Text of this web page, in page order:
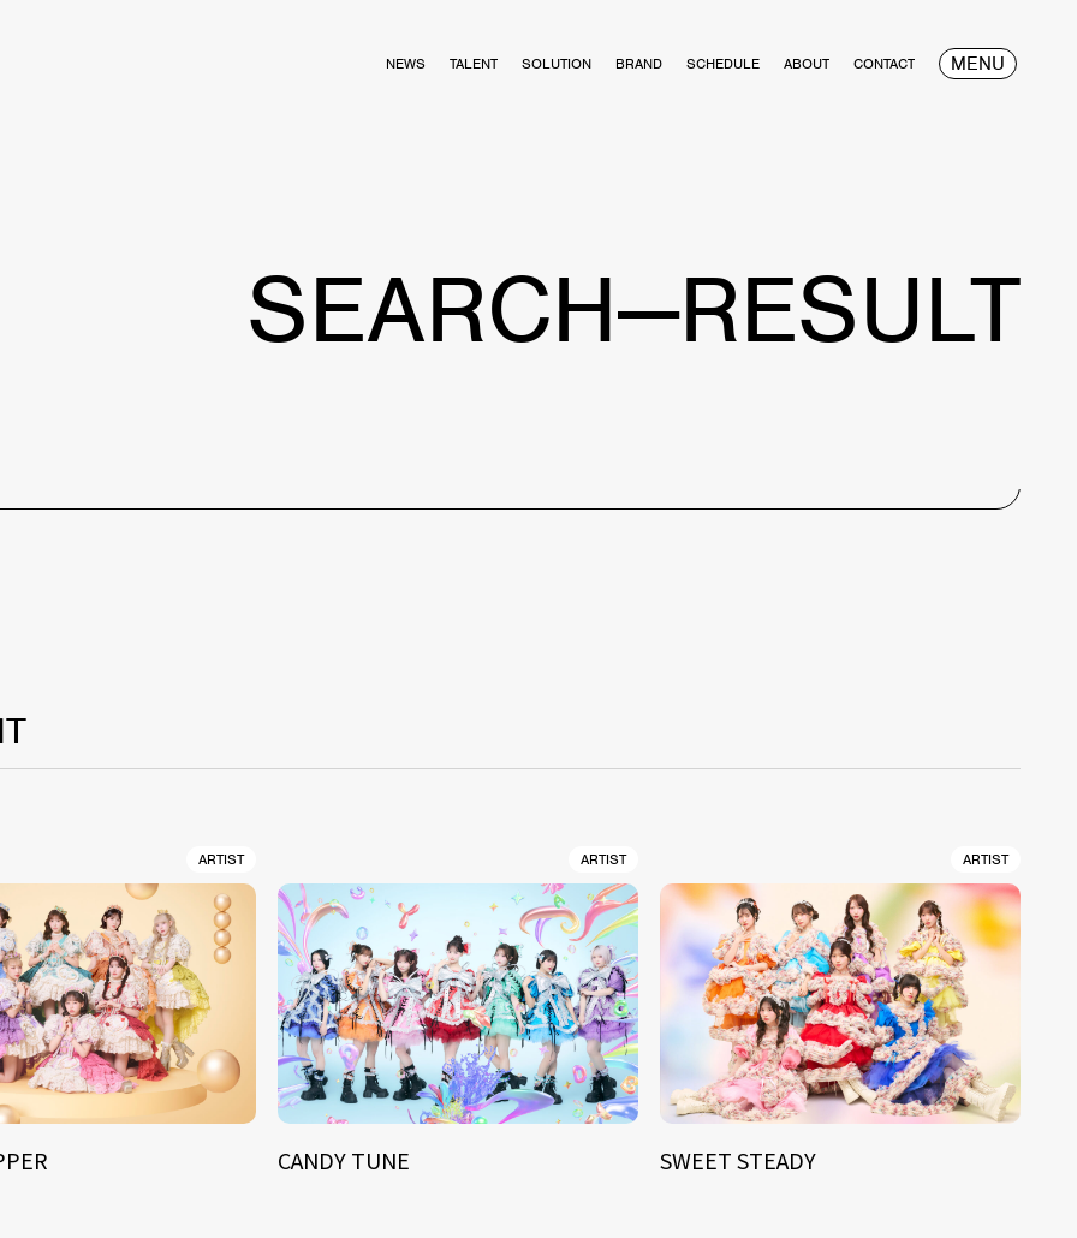
NEWS TALENT SOLUTION BRAND SCHEDULE ABOUT CONTACT MENU
SEARCH—RESULT
ARTIST ARTIST
CANDY TUNE
ARTIST
SWEET STEADY